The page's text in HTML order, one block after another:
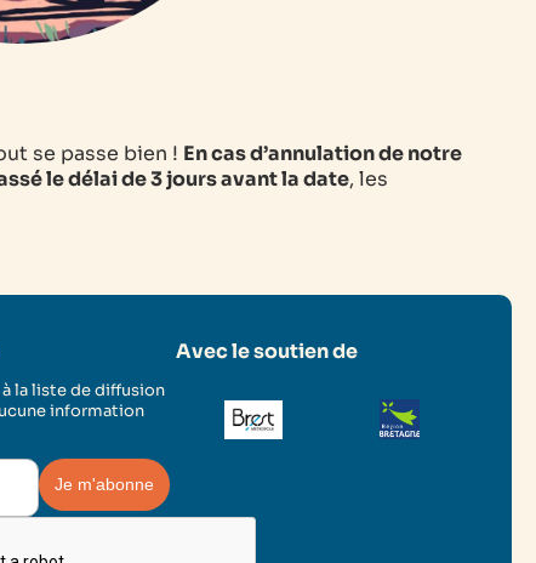
se passe bien ! En cas d’annulation de notre
le délai de 3 jours avant la date, les
la liste de diffusion
information
Avec le soutien de